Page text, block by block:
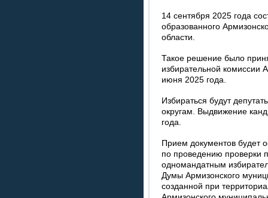
14 сентября 2025 года
образованного
области.
Такое решение было
избирательной комиссии
июня 2025 года.
Избираться будут
округам. Выдвижение
года.
Прием документов будет
по проведению проверки
одномандатным
Думы Армизонского
созданной при